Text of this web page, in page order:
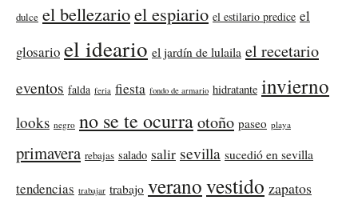
dulce el bellezarioel espiario el estilario predice el
glosario el ideario el jardín de lulaila el recetario
eventos falda feria fiesta fondo de armario hidratante invierno
looks negro no se te ocurraotoño paseo playa
primavera rebajas salado salir sevilla sucedió en sevilla
tendencias trabajar trabajo veranovestido zapatos